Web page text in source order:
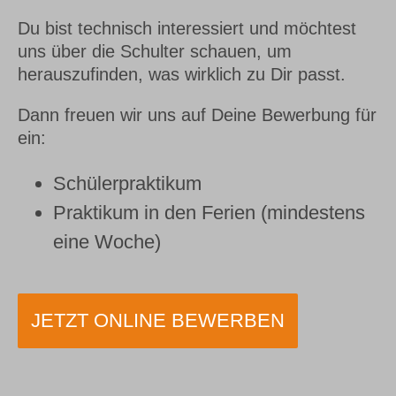
Webshop
Kundenportal
Du bist technisch interessiert und möchtest
uns über die Schulter schauen, um
herauszufinden, was wirklich zu Dir passt.
Dann freuen wir uns auf Deine Bewerbung für
ein:
Schülerpraktikum
Praktikum in den Ferien (mindestens
eine Woche)
JETZT ONLINE BEWERBEN